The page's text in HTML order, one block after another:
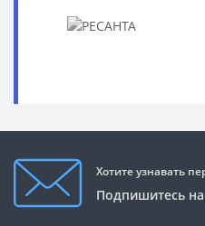
Хотите узнавать
Подпишитесь